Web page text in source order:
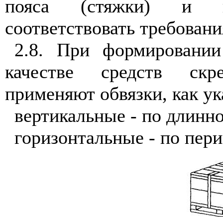
пояса (стяжки) и
соответствовать
2.8. При
качестве средств
применяют обвязки, как
вертикальные - по
горизонтальные - по